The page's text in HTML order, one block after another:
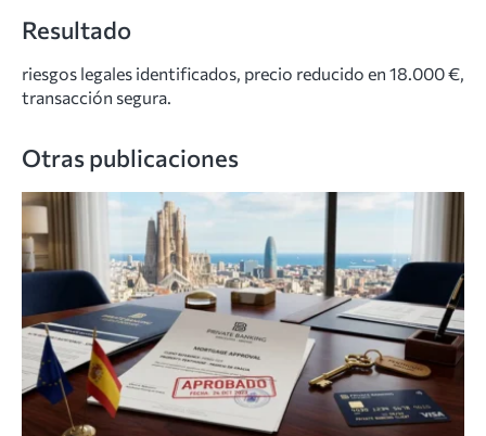
Resultado
riesgos legales identificados, precio reducido en 18.000 €,
transacción segura.
Otras publicaciones